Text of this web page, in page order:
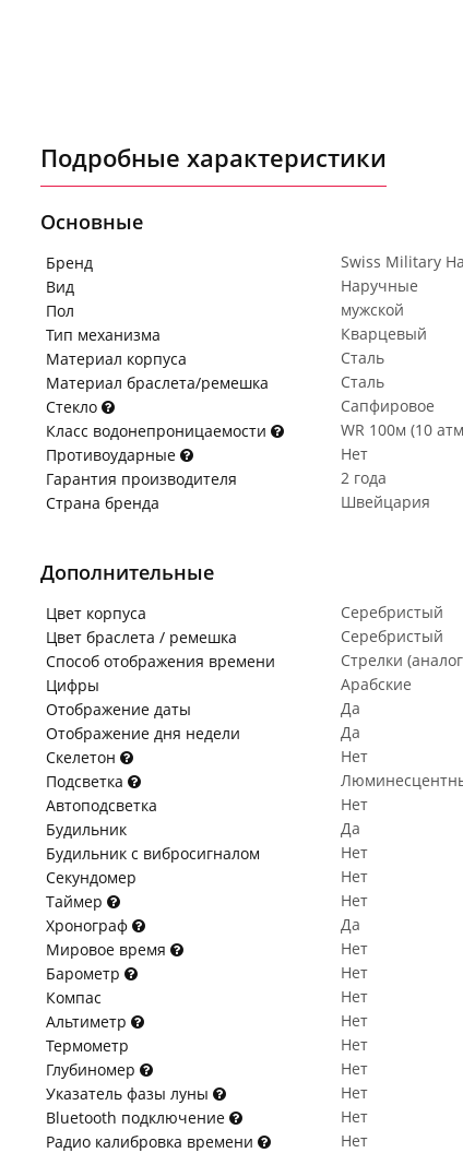
Подробные характеристики
Основные
Бренд
Swiss Military
Вид
Наручные
Пол
мужской
Тип механизма
Кварцевый
Материал корпуса
Сталь
Материал браслета/ремешка
Сталь
Стекло
Сапфировое
Класс водонепроницаемости
WR 100м (10
Противоударные
Нет
Гарантия производителя
2 года
Страна бренда
Швейцария
Дополнительные
Цвет корпуса
Серебристый
Цвет браслета / ремешка
Серебристый
Способ отображения времени
Стрелки
Цифры
Арабские
Отображение даты
Да
Отображение дня недели
Да
Скелетон
Нет
Подсветка
Автоподсветка
Нет
Будильник
Да
Будильник с вибросигналом
Нет
Секундомер
Нет
Таймер
Нет
Хронограф
Да
Мировое время
Нет
Барометр
Нет
Компас
Нет
Альтиметр
Нет
Термометр
Нет
Глубиномер
Нет
Указатель фазы луны
Нет
Bluetooth подключение
Нет
Радио калибровка времени
Нет